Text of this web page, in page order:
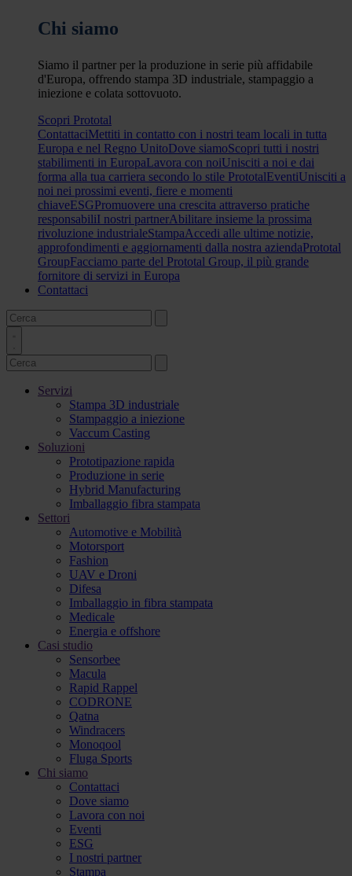
Chi siamo
Siamo il partner per la produzione in serie più affidabile
d'Europa, offrendo stampa 3D industriale, stampaggio a
iniezione e colata sottovuoto.
Scopri Prototal
ContattaciMettiti in contatto con i nostri team locali in tutta
Europa e nel Regno UnitoDove siamoScopri tutti i nostri
stabilimenti in EuropaLavora con noiUnisciti a noi e dai
forma alla tua carriera secondo lo stile PrototalEventiUnisciti a
noi nei prossimi eventi, fiere e momenti
chiaveESGPromuovere una crescita attraverso pratiche
responsabiliI nostri partnerAbilitare insieme la prossima
rivoluzione industrialeStampaAccedi alle ultime notizie,
approfondimenti e aggiornamenti dalla nostra aziendaPrototal
GroupFacciamo parte del Prototal Group, il più grande
fornitore di servizi in Europa
Contattaci
Servizi
Stampa 3D industriale
Stampaggio a iniezione
Vaccum Casting
Soluzioni
Prototipazione rapida
Produzione in serie
Hybrid Manufacturing
Imballaggio fibra stampata
Settori
Automotive e Mobilità
Motorsport
Fashion
UAV e Droni
Difesa
Imballaggio in fibra stampata
Medicale
Energia e offshore
Casi studio
Sensorbee
Macula
Rapid Rappel
CODRONE
Qatna
Windracers
Monoqool
Fluga Sports
Chi siamo
Contattaci
Dove siamo
Lavora con noi
Eventi
ESG
I nostri partner
Stampa